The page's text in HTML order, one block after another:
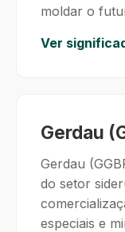
moldar o
Ver
Gerdau
Gerdau
do setor
especiais e